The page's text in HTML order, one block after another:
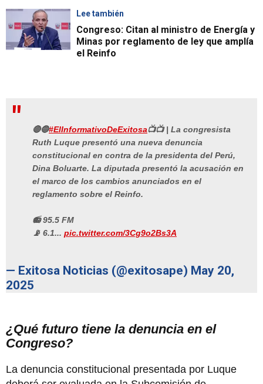
Lee también
Congreso: Citan al ministro de Energía y
Minas por reglamento de ley que amplía
el Reinfo
🔴🔵#ElInformativoDeExitosa📺📺 | La congresista
Ruth Luque presentó una nueva denuncia
constitucional en contra de la presidenta del Perú,
Dina Boluarte. La diputada presentó la acusación en
el marco de los cambios anunciados en el
reglamento sobre el Reinfo.
📻 95.5 FM
📡 6.1... pic.twitter.com/3Cg9o2Bs3A
— Exitosa Noticias (@exitosape) May 20,
2025
¿Qué futuro tiene la denuncia en el
Congreso?
La denuncia constitucional presentada por Luque